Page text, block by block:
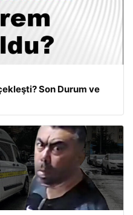
Son Durum ve